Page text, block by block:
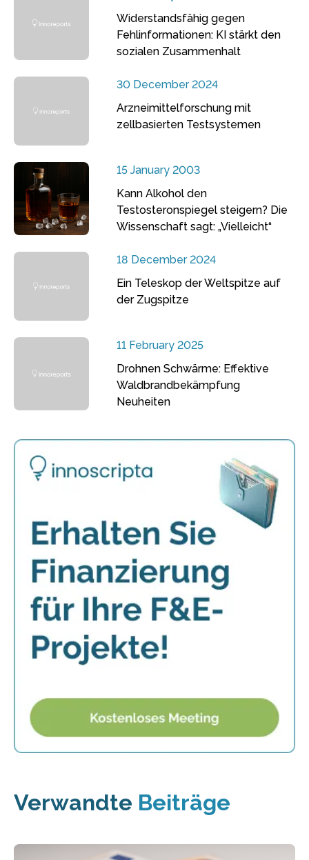
Widerstandsfähig gegen
Fehlinformationen: KI stärkt den
sozialen Zusammenhalt
30 December 2024
Arzneimittelforschung mit
zellbasierten Testsystemen
15 January 2003
Kann Alkohol den
Testosteronspiegel steigern? Die
Wissenschaft sagt: „Vielleicht“
18 December 2024
Ein Teleskop der Weltspitze auf
der Zugspitze
11 February 2025
Drohnen Schwärme: Effektive
Waldbrandbekämpfung
Neuheiten
Verwandte Beiträge